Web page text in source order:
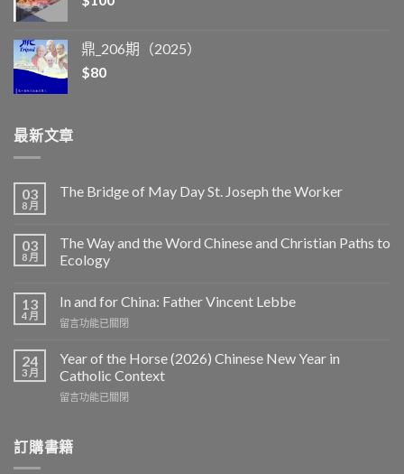
鼎_206期（2025）
$80
最新文章
03
8 月
The Bridge of May Day St. Joseph the Worker
03
8 月
The Way and the Word Chinese and Christian Paths to
Ecology
13
4 月
In and for China: Father Vincent Lebbe
在
and
for
China:
Father
中
留言功能已關閉
24
3 月
Year of the Horse (2026) Chinese New Year in
Catholic Context
在
the
Horse
留言功能已關閉
訂購書籍